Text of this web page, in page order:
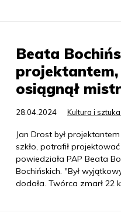
Beata
osiągnął
28.04.2024 Kultura i
Jan Drost był
szkło, potrafił
powiedziała PAP Beata
Bochińskich. "Był
dodała. Twórca zmarł 22